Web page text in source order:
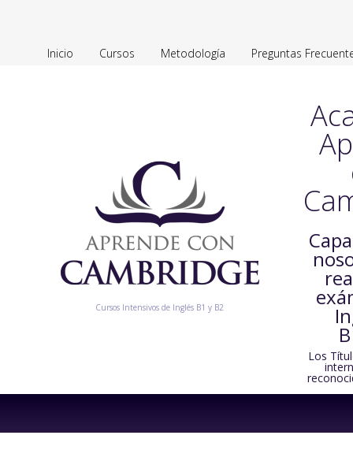
Inicio Cursos Metodología Preguntas
Cursos Intensivos de Inglés B1 y B2
Los
content